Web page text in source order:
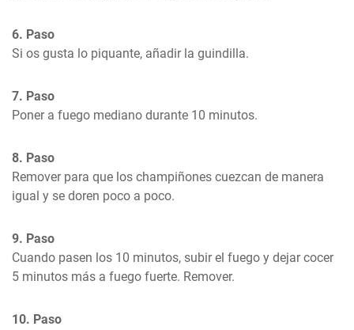
6. Paso
Si os gusta lo piquante, añadir la guindilla.
7. Paso
Poner a fuego mediano durante 10 minutos.
8. Paso
Remover para que los champiñones cuezcan de manera
igual y se doren poco a poco.
9. Paso
Cuando pasen los 10 minutos, subir el fuego y dejar cocer
5 minutos más a fuego fuerte. Remover.
10. Paso